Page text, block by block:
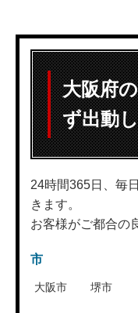
大阪府
ず出動
24時間365日、毎
きます。
お客様がご都合の
市
大阪市 堺市